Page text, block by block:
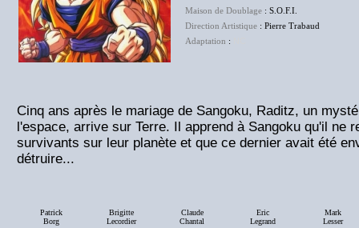
Maison de Doublage : S.O.F.I.
Direction Artistique : Pierre Trabaud
Adaptation :
Cinq ans après le mariage de Sangoku, Raditz, un
l'espace, arrive sur Terre. Il apprend à Sangoku qu'il ne
survivants sur leur planète et que ce dernier avait été
détruire...
Patrick
Borg
Brigitte
Lecordier
Claude
Chantal
Eric
Legrand
Mark
Lesser